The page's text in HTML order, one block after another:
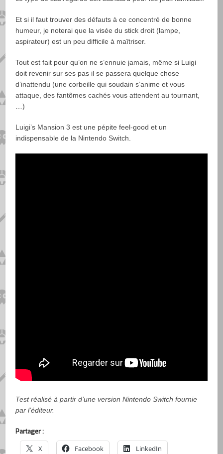
Et si il faut trouver des défauts à ce concentré de bonne
humeur, je noterai que la visée du stick droit (lampe,
aspirateur) est un peu difficile à maîtriser.
Tout est fait pour qu’on ne s’ennuie jamais, même si Luigi
doit revenir sur ses pas il se passera quelque chose
d’inattendu (une corbeille qui soudain s’anime et vous
attaque, des fantômes cachés vous attendent au tournant,
…)
Luigi’s Mansion 3 est une pépite feel-good et un
indispensable de la Nintendo Switch.
Test réalisé à partir d’une version Nintendo Switch fournie
par l’éditeur.
Partager :
X Facebook LinkedIn